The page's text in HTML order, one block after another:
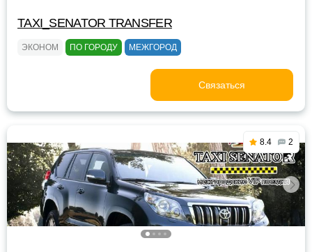
TAXI_SENATOR TRANSFER
ЭКОНОМ ПО ГОРОДУ МЕЖГОРОД
Связаться
8.4 2